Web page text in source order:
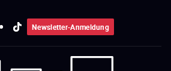
Newsletter-Anmeldung